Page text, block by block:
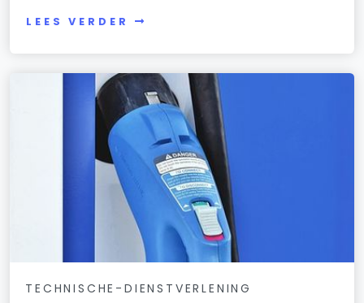
LEES VERDER
TECHNISCHE-DIENSTVERLENING